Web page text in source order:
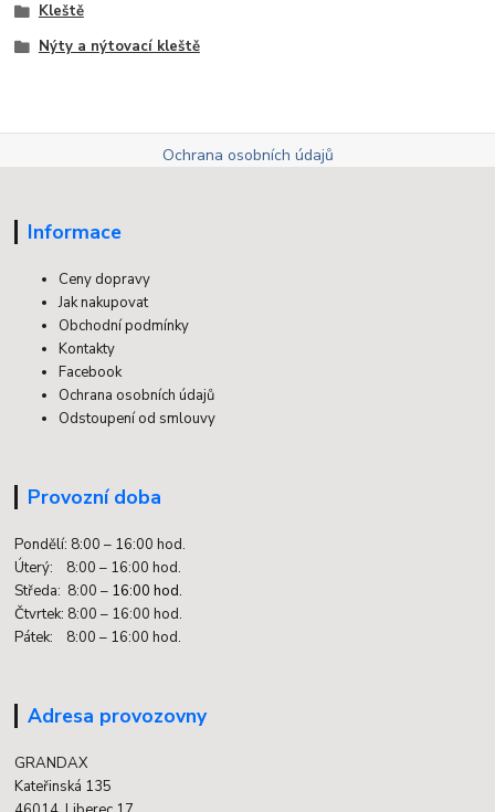
Kleště
Nýty a nýtovací kleště
Ochrana osobních údajů
Informace
Ceny dopravy
Jak nakupovat
Obchodní podmínky
Kontakty
Facebook
Ochrana osobních údajů
Odstoupení od smlouvy
Provozní doba
Pondělí: 8:00 – 16:00 hod.
Úterý: 8:00 – 16:00 hod.
Středa: 8:00 – 16:00 hod.
Čtvrtek: 8:00 – 16:00 hod.
Pátek: 8:00 – 16:00 hod.
Adresa provozovny
GRANDAX
Kateřinská 135